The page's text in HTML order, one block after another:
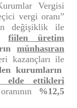
Vergisi
vergi oranı”
değişiklik ile
fiilen üretim
münhasıran
kazançları ile
kurumların
elde ettikleri
%12,5